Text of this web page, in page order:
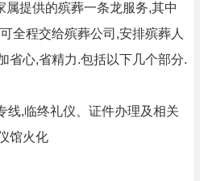
提供的殡葬一条龙服务,其中
全程交给殡葬公司,安排殡葬人
省心,省精力.包括以下几个部分.
线,临终礼仪、证件办理及相关
馆火化